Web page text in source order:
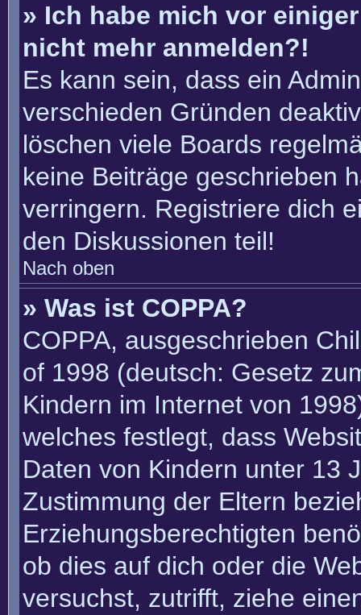
» Ich habe mich vor
nicht mehr anmelden?!
Es kann sein, dass ein
verschieden Gründen
löschen viele Boards
keine Beiträge geschrieben
verringern. Registriere dich
den Diskussionen teil!
Nach oben
» Was ist COPPA?
COPPA, ausgeschrieben
of 1998 (deutsch: Gesetz
Kindern im Internet von
welches festlegt, dass
Daten von Kindern unter 13
Zustimmung der Eltern
Erziehungsberechtigten
ob dies auf dich oder die
versuchst, zutrifft, ziehe